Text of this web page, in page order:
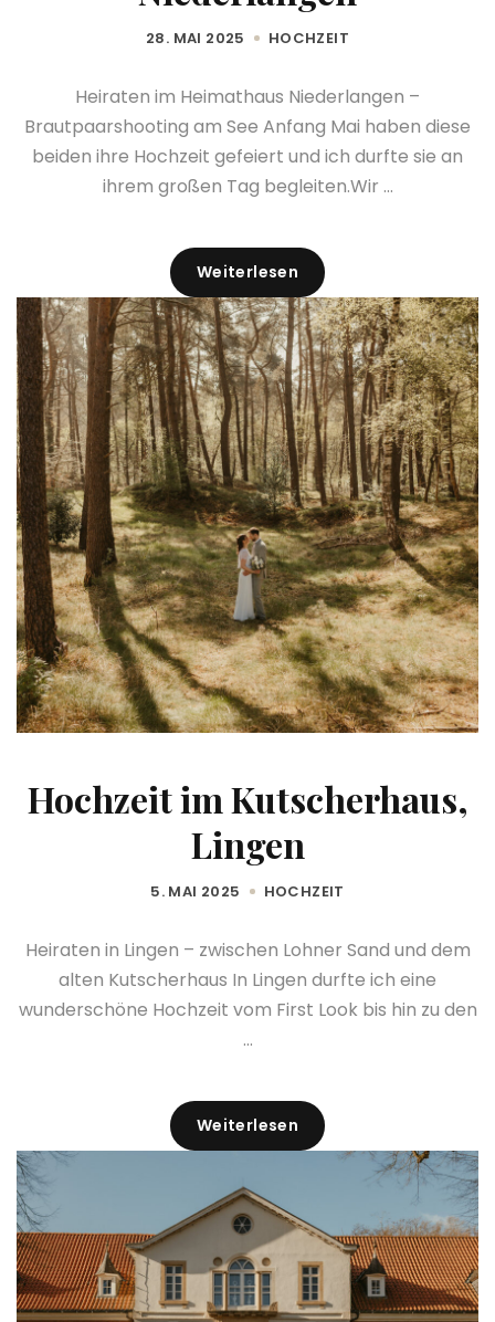
28. MAI 2025 HOCHZEIT
Heiraten im Heimathaus Niederlangen –
Brautpaarshooting am See Anfang Mai haben diese
beiden ihre Hochzeit gefeiert und ich durfte sie an
ihrem großen Tag begleiten.Wir ...
Weiterlesen
Hochzeit im Kutscherhaus,
Lingen
5. MAI 2025 HOCHZEIT
Heiraten in Lingen – zwischen Lohner Sand und dem
alten Kutscherhaus In Lingen durfte ich eine
wunderschöne Hochzeit vom First Look bis hin zu den
...
Weiterlesen